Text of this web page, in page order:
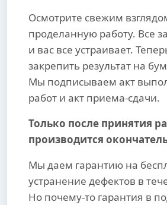
Осмотрите свежим
проделанную работу. Все
и вас все устраивает.
закрепить результат на
Мы подписываем акт
работ и акт приема-сдачи.
Только после принятия
производится
Мы даем гарантию на
устранение дефектов в
Но почему-то гарантия в